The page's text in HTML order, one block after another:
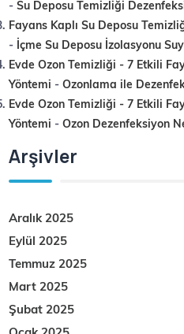
-Su Deposu Temizliği
Fayans Kaplı Su Deposu
- İçme Su Deposu İzolasyonu
Evde Ozon Temizliği - 7 Etkili
Yöntemi -Ozonlama ile
Evde Ozon Temizliği - 7 Etkili
Yöntemi -Ozon Dezenfeksiyon
Arşivler
Aralık 2025
Eylül 2025
Temmuz 2025
Mart 2025
Şubat 2025